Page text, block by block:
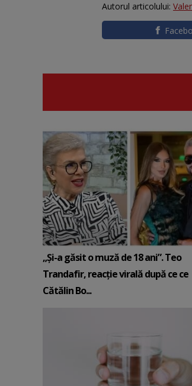
Autorul articolului:
„Și-a găsit o muză de 18 ani”. Teo
Trandafir, reacție virală după ce ce
Cătălin Bo...